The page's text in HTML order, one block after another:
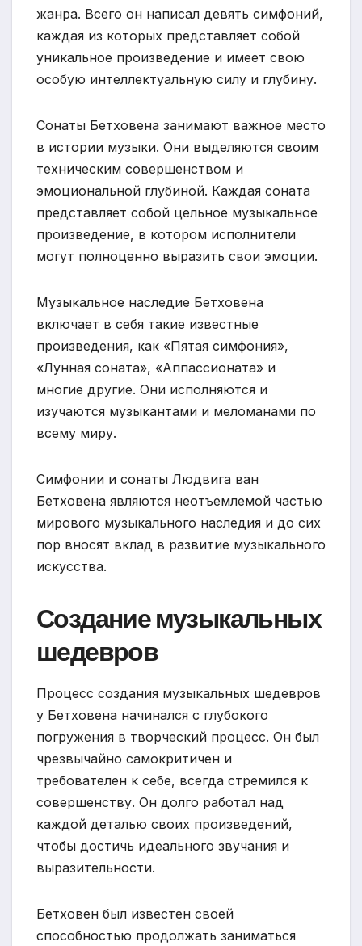
жанра. Всего он написал девять симфоний,
каждая из которых представляет собой
уникальное произведение и имеет свою
особую интеллектуальную силу и глубину.
Сонаты Бетховена занимают важное место
в истории музыки. Они выделяются своим
техническим совершенством и
эмоциональной глубиной. Каждая соната
представляет собой цельное музыкальное
произведение, в котором исполнители
могут полноценно выразить свои эмоции.
Музыкальное наследие Бетховена
включает в себя такие известные
произведения, как «Пятая симфония»,
«Лунная соната», «Аппассионата» и
многие другие. Они исполняются и
изучаются музыкантами и меломанами по
всему миру.
Симфонии и сонаты Людвига ван
Бетховена являются неотъемлемой частью
мирового музыкального наследия и до сих
пор вносят вклад в развитие музыкального
искусства.
Создание музыкальных
шедевров
Процесс создания музыкальных шедевров
у Бетховена начинался с глубокого
погружения в творческий процесс. Он был
чрезвычайно самокритичен и
требователен к себе, всегда стремился к
совершенству. Он долго работал над
каждой деталью своих произведений,
чтобы достичь идеального звучания и
выразительности.
Бетховен был известен своей
способностью продолжать заниматься